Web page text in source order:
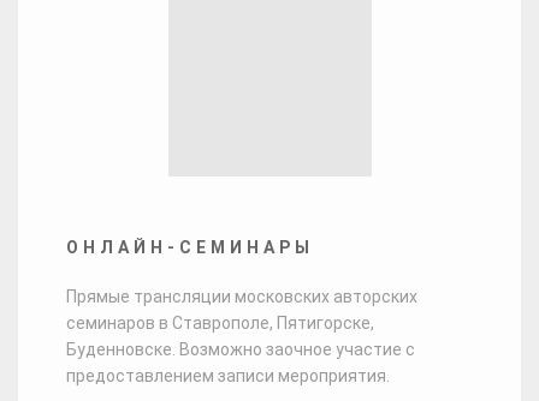
ОНЛАЙН-СЕМИНАРЫ
Прямые трансляции московских авторских
семинаров в Ставрополе, Пятигорске,
Буденновске. Возможно заочное участие с
предоставлением записи мероприятия.